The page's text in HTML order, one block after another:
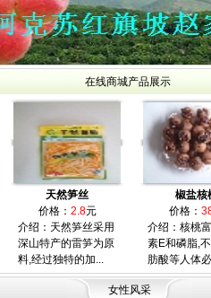
在线商城产品展示
天然笋丝
价格： 2.8元
介绍：天然笋丝采用
深山特产的雷笋为原
料,经过独特的加...
椒盐核
价格：
介绍：核桃
素E和磷脂,
肪酸等人体
女性风采